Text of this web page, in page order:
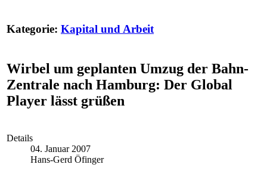
Kategorie: Kapital und Arbeit
Wirbel um geplanten Umzug der Bahn-
Zentrale nach Hamburg: Der Global
Player lässt grüßen
Details
04. Januar 2007
Hans-Gerd Öfinger